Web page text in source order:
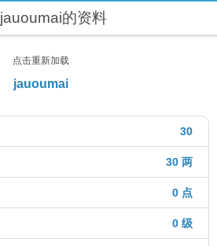
jauoumai的资料
点击重新加载
jauoumai
30
30 两
0 点
0 级